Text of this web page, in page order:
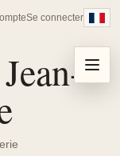
Se connecter
Menu